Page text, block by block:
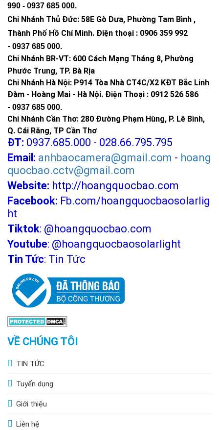
990 - 0937 685 000.
Chi Nhánh Thủ Đức: 58E Gò Dưa, Phường Tam Bình ,
Thành Phố Hồ Chí Minh. Điện thoại : 0906 359 992
- 0937 685 000.
Chi Nhánh BR-VT: 600 Cách Mạng Tháng 8, Phường
Phước Trung, TP. Bà Rịa
Chi Nhánh Hà Nội: P914 Tòa Nhà CT4C/X2 KĐT Bắc Linh
Đàm - Hoàng Mai - Hà Nội. Điện Thoại : 0912 526 586
- 0937 685 000.
Chi Nhánh Cần Thơ: 280 Đường Phạm Hùng, P. Lê Bình,
Q. Cái Răng, TP Cần Thơ
ĐT: 0937.685.000 - 028.66.795.795
Email: anhbaocamera@gmail.com - hoang
quocbao.cctv@gmail.com
Website: http://hoangquocbao.com
Facebook: Fb.com/hoangquocbaosolarlig
ht
Tiktok: @hoangquocbao.com
Youtube: @hoangquocbaosolarlight
Tin Tức: Tin Tức
VỀ CHÚNG TÔI
TIN TỨC
Tuyển dụng
Giới thiệu
Liên hệ